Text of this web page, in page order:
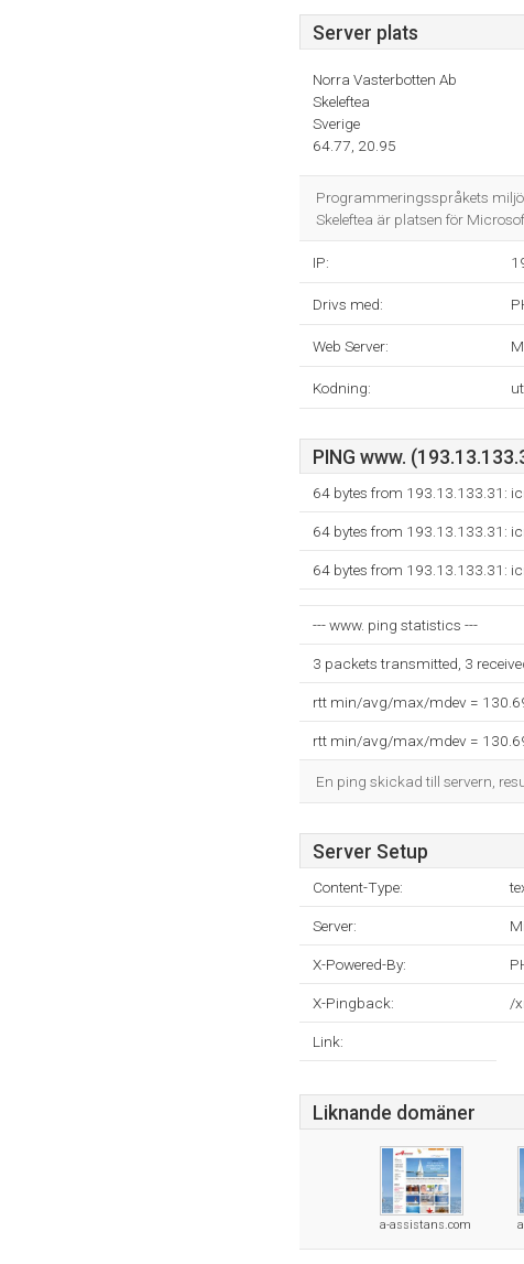
Server plats
Norra Vasterbotten Ab
Skeleftea
Sverige
64.77, 20.95
Programmeringsspråkets miljö
Skeleftea är platsen för
IP:
Drivs med:
Web Server:
Kodning:
PING www.
64 bytes from 193.13.133.31:
64 bytes from 193.13.133.31:
64 bytes from 193.13.133.31:
--- www. ping statistics ---
3 packets transmitted, 3
rtt min/avg/max/mdev =
rtt min/avg/max/mdev =
En ping skickad till servern,
Server Setup
Content-Type:
Server:
X-Powered-By:
X-Pingback: /
Link:
Liknande domäner
a-assistans.com